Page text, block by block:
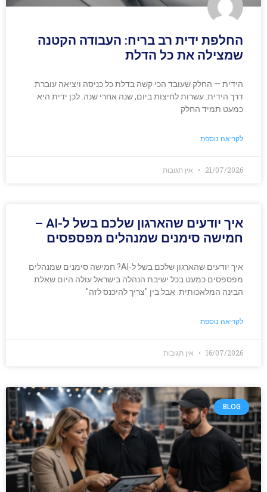
החלפת ידית רב בריח: העבודה הקטנה
שמצילה את כל הדלת
הידית — החלק שעובד הכי קשה בדלת כל כניסה ויציאה עוברת
דרך הידית. עשרות לחיצות ביום, שנה אחרי שנה. לכן ידית היא
כמעט תמיד החלק
לקריאה נוספת
21/07/2026 אין תגובות
איך יודעים שהארגון שלכם בשל ל-AI –
חמישה סימנים שמנהלים מפספסים
איך יודעים שהארגון שלכם בשל ל-AI? חמישה סימנים שמנהלים
מפספסים כמעט בכל ישיבת הנהלה בישראל עולה היום שאלת
הבינה המלאכותית. אבל בין "צריך להיכנס לזה"
לקריאה נוספת
16/07/2026 אין תגובות
BLOG